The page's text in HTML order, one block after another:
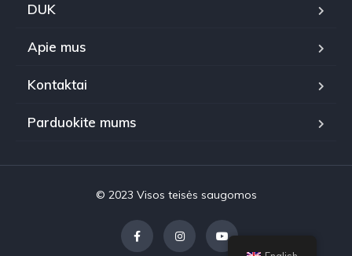
DUK
Apie mus
Kontaktai
Parduokite mums
© 2023 Visos teisės saugomos